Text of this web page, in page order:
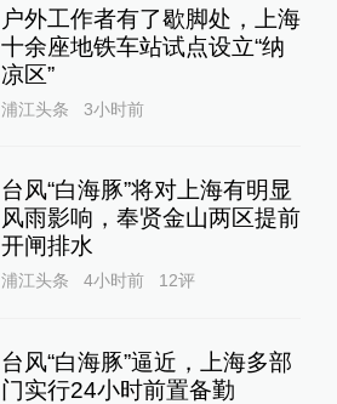
户外工作者有了歇脚处，上海
十余座地铁车站试点设立“纳
凉区”
浦江头条 3小时前
台风“白海豚”将对上海有明显
风雨影响，奉贤金山两区提前
开闸排水
浦江头条 4小时前 12评
台风“白海豚”逼近，上海多部
门实行24小时前置备勤